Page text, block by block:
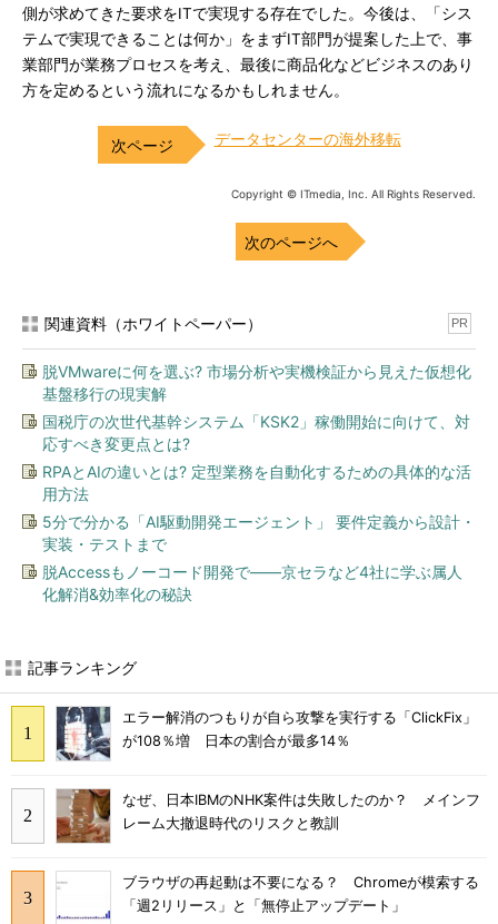
側が求めてきた要求をITで実現する存在でした。今後は、「シス
テムで実現できることは何か」をまずIT部門が提案した上で、事
業部門が業務プロセスを考え、最後に商品化などビジネスのあり
方を定めるという流れになるかもしれません。
データセンターの海外移転
Copyright © ITmedia, Inc. All Rights Reserved.
次のページへ
関連資料（ホワイトペーパー） PR
脱VMwareに何を選ぶ? 市場分析や実機検証から見えた仮想化
基盤移行の現実解
国税庁の次世代基幹システム「KSK2」稼働開始に向けて、対
応すべき変更点とは?
RPAとAIの違いとは? 定型業務を自動化するための具体的な活
用方法
5分で分かる「AI駆動開発エージェント」 要件定義から設計・
実装・テストまで
脱Accessもノーコード開発で――京セラなど4社に学ぶ属人
化解消&効率化の秘訣
記事ランキング
エラー解消のつもりが自ら攻撃を実行する「ClickFix」
が108％増 日本の割合が最多14％
なぜ、日本IBMのNHK案件は失敗したのか？ メインフ
レーム大撤退時代のリスクと教訓
ブラウザの再起動は不要になる？ Chromeが模索する
「週2リリース」と「無停止アップデート」